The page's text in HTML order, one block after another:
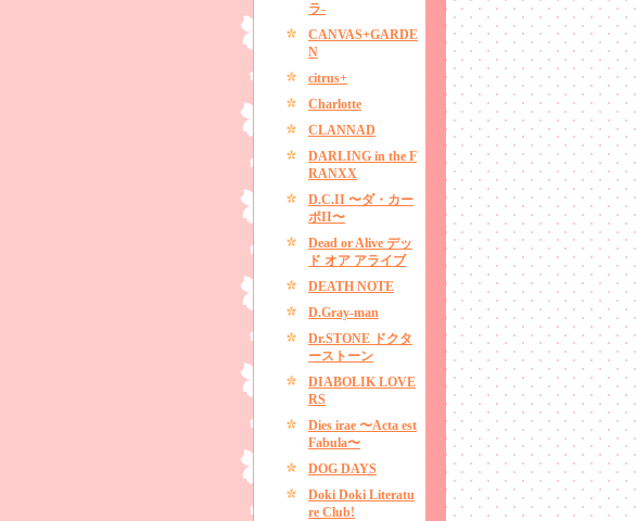
ラ-
CANVAS+GARDE
N
citrus+
Charlotte
CLANNAD
DARLING in the F
RANXX
D.C.II 〜ダ・カー
ポII〜
Dead or Alive デッ
ド オア アライブ
DEATH NOTE
D.Gray-man
Dr.STONE ドクタ
ーストーン
DIABOLIK LOVE
RS
Dies irae 〜Acta est
Fabula〜
DOG DAYS
Doki Doki Literatu
re Club!